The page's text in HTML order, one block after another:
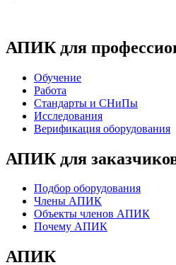
АПИК для
Обучение
Работа
Стандарты и СНиПы
Исследования
Верификация оборудования
АПИК для
Подбор оборудования
Члены АПИК
Объекты членов АПИК
Почему АПИК
АПИК